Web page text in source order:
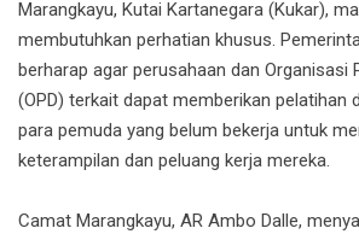
Marangkayu, Kutai Kartanegara (Kukar),
membutuhkan perhatian khusus.
berharap agar perusahaan dan Organisasi
(OPD) terkait dapat memberikan pelatihan
para pemuda yang belum bekerja untuk
keterampilan dan peluang kerja mereka.
Camat Marangkayu, AR Ambo Dalle,